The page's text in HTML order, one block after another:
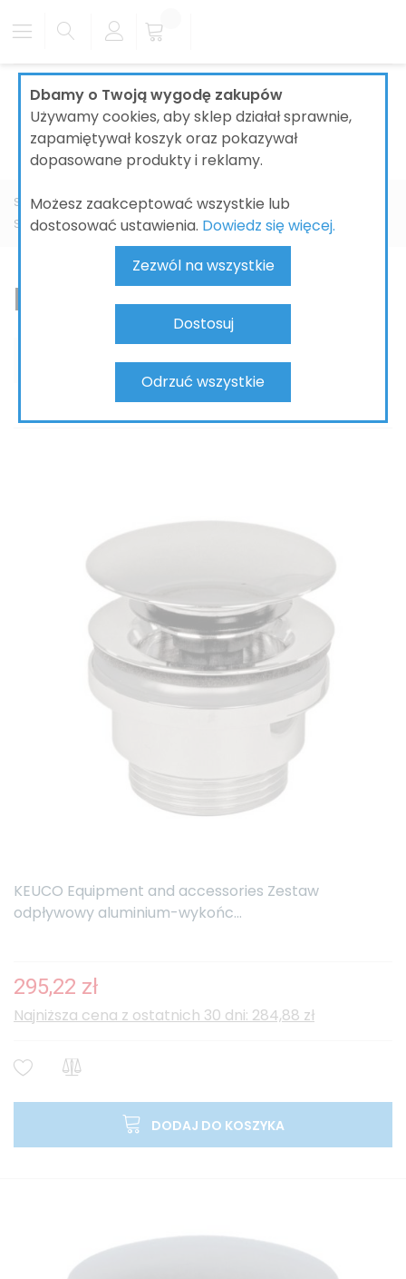
Dbamy o Twoją wygodę zakupów
Używamy cookies, aby sklep działał sprawnie,
zapamiętywał koszyk oraz pokazywał
dopasowane produkty i reklamy.
Możesz zaakceptować wszystkie lub
dostosować ustawienia. Dowiedz się więcej.
Zezwól na wszystkie
Dostosuj
Odrzuć wszystkie
Strona główna ŁAZIENKI
SYSTEMY INSTALACYJNE I ODPŁYWY
SYFONY
KEUCO
KEUCO
KEUCO Equipment and accessories Zestaw
odpływowy aluminium-wykońc...
295,22 zł
Najniższa cena z ostatnich 30 dni: 284,88 zł
DODAJ DO KOSZYKA